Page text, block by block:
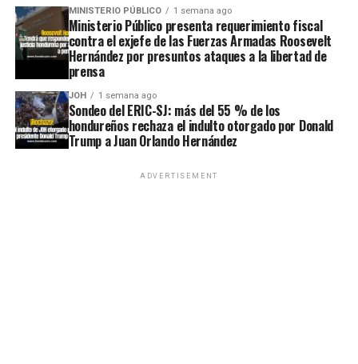
MINISTERIO PÚBLICO 1 semana ago
Ministerio Público presenta requerimiento fiscal
contra el exjefe de las Fuerzas Armadas Roosevelt
Hernández por presuntos ataques a la libertad de
prensa
JOH 1 semana ago
Sondeo del ERIC-SJ: más del 55 % de los
hondureños rechaza el indulto otorgado por Donald
Trump a Juan Orlando Hernández
ADVERTISEMENT